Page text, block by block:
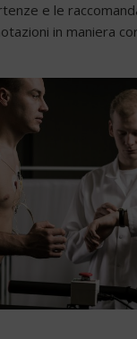
e le
in maniera